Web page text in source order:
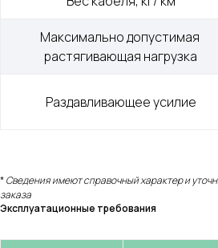
Максимально допустимая
растягивающая нагрузка
Раздавливающее усилие
*Сведения имеют справочный характер и
заказа
Эксплуатационные требования